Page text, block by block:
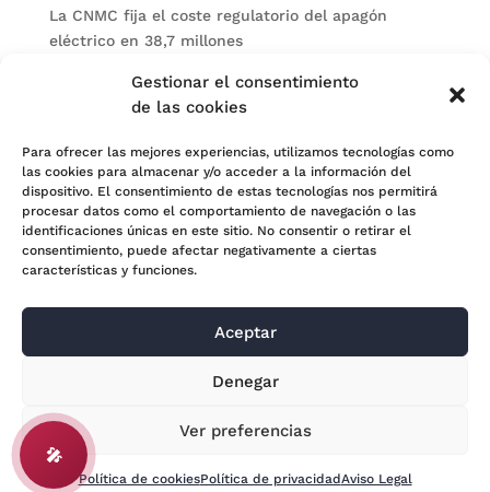
Gestionar el consentimiento
de las cookies
Para ofrecer las mejores experiencias, utilizamos tecnologías como
las cookies para almacenar y/o acceder a la información del
dispositivo. El consentimiento de estas tecnologías nos permitirá
procesar datos como el comportamiento de navegación o las
identificaciones únicas en este sitio. No consentir o retirar el
consentimiento, puede afectar negativamente a ciertas
características y funciones.
Aceptar
Denegar
Ver preferencias
Política de cookiesPolítica de privacidadAviso Legal
La CNMC fija el coste regulatorio del apagón
eléctrico en 38,7 millones
El BOE publica sanciones de la CNMV a Soltec y
Categorías
Actualidad
Noticias Jurídicas
Subastas
Aviso Legal
🎤